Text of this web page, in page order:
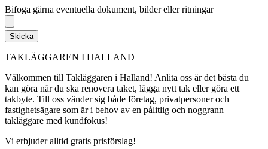
Bifoga gärna eventuella dokument, bilder eller ritningar
Skicka
TAKLÄGGAREN I HALLAND
Välkommen till Takläggaren i Halland! Anlita oss är det bästa du
kan göra när du ska renovera taket, lägga nytt tak eller göra ett
takbyte. Till oss vänder sig både företag, privatpersoner och
fastighetsägare som är i behov av en pålitlig och noggrann
takläggare med kundfokus!
Vi erbjuder alltid gratis prisförslag!